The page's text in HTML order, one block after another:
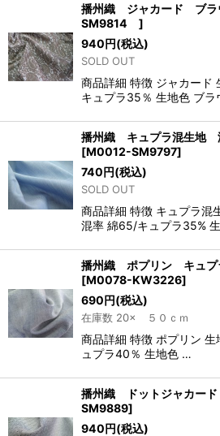
播州織 ジャカード ブ
SM9814 ]
940円(税込)
SOLD OUT
商品詳細 特徴 ジャカード
キュプラ35％ 生地色 ブ
播州織 キュプラ混生地
[M0012-SM9797]
740円(税込)
SOLD OUT
商品詳細 特徴 キュプラ混
混率 綿65/キュプラ35%
播州織 ポプリン キュ
[M0078-KW3226]
690円(税込)
在庫数 20× ５０ｃｍ
商品詳細 特徴 ポプリン
ュプラ40％ 生地色 …
播州織 ドットジャカー
SM9889]
940円(税込)